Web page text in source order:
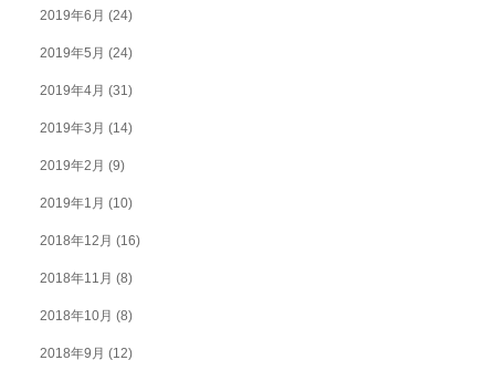
2019年6月 (24)
2019年5月 (24)
2019年4月 (31)
2019年3月 (14)
2019年2月 (9)
2019年1月 (10)
2018年12月 (16)
2018年11月 (8)
2018年10月 (8)
2018年9月 (12)